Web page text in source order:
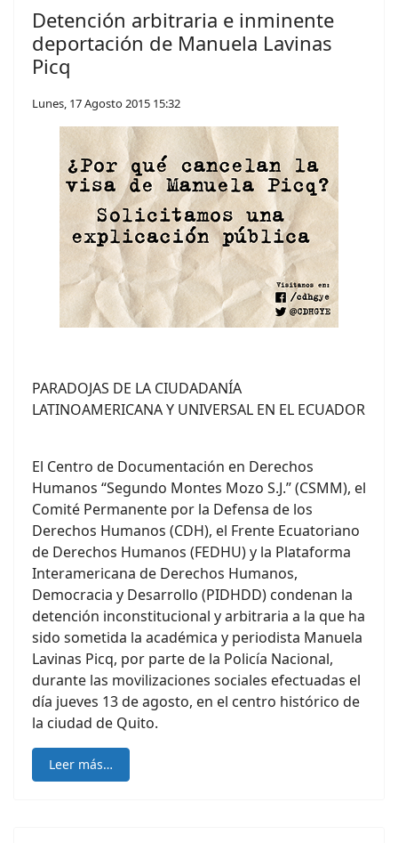
Detención arbitraria e inminente
deportación de Manuela Lavinas
Picq
Lunes, 17 Agosto 2015 15:32
PARADOJAS DE LA CIUDADANÍA
LATINOAMERICANA Y UNIVERSAL EN EL ECUADOR
El Centro de Documentación en Derechos
Humanos “Segundo Montes Mozo S.J.” (CSMM), el
Comité Permanente por la Defensa de los
Derechos Humanos (CDH), el Frente Ecuatoriano
de Derechos Humanos (FEDHU) y la Plataforma
Interamericana de Derechos Humanos,
Democracia y Desarrollo (PIDHDD) condenan la
detención inconstitucional y arbitraria a la que ha
sido sometida la académica y periodista Manuela
Lavinas Picq, por parte de la Policía Nacional,
durante las movilizaciones sociales efectuadas el
día jueves 13 de agosto, en el centro histórico de
la ciudad de Quito.
Leer más…